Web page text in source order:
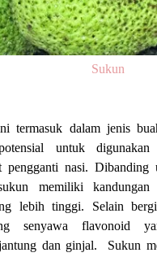
Sukun
termasuk dalam jenis
untuk digunakan
pengganti nasi. Dibanding
memiliki kandungan
lebih tinggi. Selain
senyawa flavonoid
dan ginjal. Sukun